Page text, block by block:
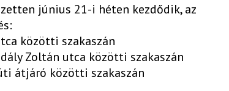
június 21-i héten kezdődik, az
közötti szakaszán
Zoltán utca közötti szakaszán
átjáró közötti szakaszán